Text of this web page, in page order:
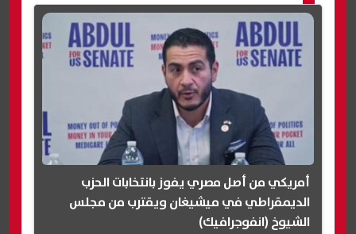
أمريكي من أصل مصري يفوز بانتخابات الحزب
الديمقراطي في ميشيغان ويقترب من مجلس
الشيوخ (انفوجرافيك)